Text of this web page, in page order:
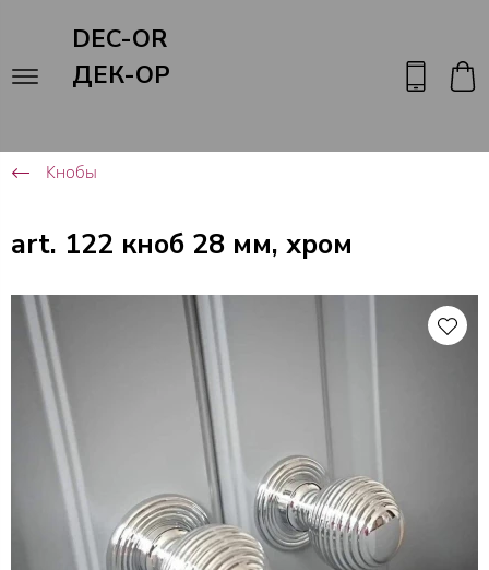
DEC-OR
ДЕК-ОР
Кнобы
art. 122 кноб 28 мм, хром